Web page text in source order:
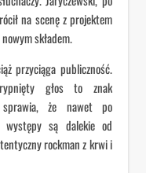
na scenę z projektem
składem.
przyciąga publiczność.
głos to znak
sprawia, że nawet po
są dalekie od
rockman z krwi i